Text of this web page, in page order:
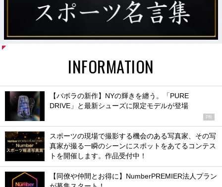
INFORMATION
【バボラの新作】NYの輝きを纏う。「PURE
DRIVE」と最新シューズに限定モデルが登場
PR
スポーツの現場で撮影する機会のある写真家、その写
真家が撮る一瞬のシーンにスポットをあてるコンテス
トを開催します。作品受付中！
【同僚や仲間とお得に】NumberPREMIER法人プラン